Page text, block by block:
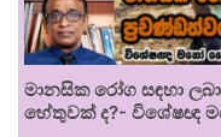
මානසික රෝග සඳහා
හේතුවක් ද?- විශේෂඥ